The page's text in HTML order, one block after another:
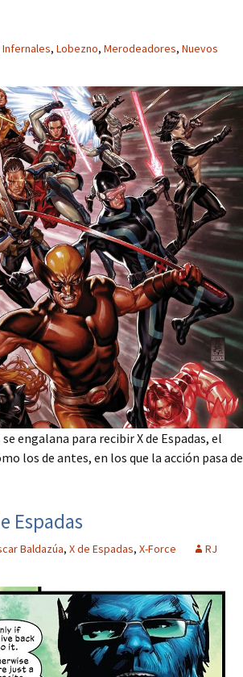
Infernales, Lobezno, Merodeadores, Nuevos
engalana para recibir X de Espadas, el
los de antes, en los que la acción pasa de
Espadas
Baldazúa, X de Espadas, X-Force
RJ